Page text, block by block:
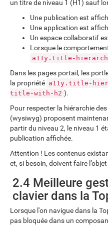
un titre de niveau 1 (H1) sauf
Une publication est
Une application est
Un espace collaboratif
Lorsque le
a11y.title-
Dans les pages portail, les
la propriété a11y.title-
title-with-h2 ).
Pour respecter la hiérarchie
(wysiwyg) proposent
partir du niveau 2, le niveau 1
publication affichée.
Attention ! Les contenus
et, si besoin, doivent faire
2.4 Meilleure
clavier dans la
Lorsque l'on navigue dans la
pas bloquée dans un